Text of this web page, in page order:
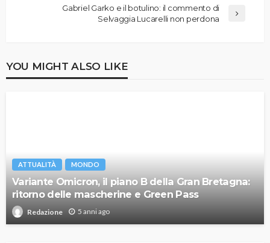
Gabriel Garko e il botulino: il commento di
Selvaggia Lucarelli non perdona
YOU MIGHT ALSO LIKE
ATTUALITÀ MONDO
Variante Omicron, il piano B della Gran Bretagna:
ritorno delle mascherine e Green Pass
Redazione 5 anni ago